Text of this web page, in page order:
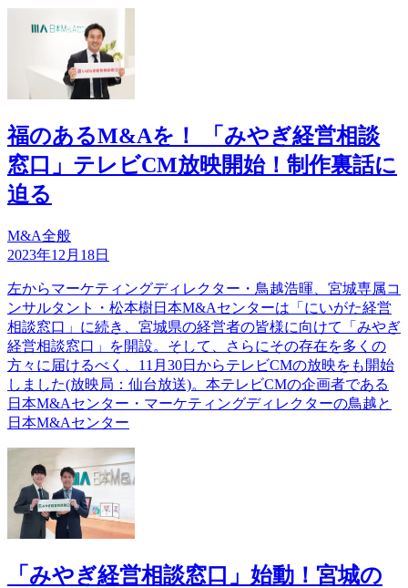
福のあるM&Aを！ 「みやぎ経営相談
窓口」テレビCM放映開始！制作裏話に
迫る
M&A全般
2023年12月18日
左からマーケティングディレクター・鳥越浩暉、宮城専属コ
ンサルタント・松本樹日本M&Aセンターは「にいがた経営
相談窓口」に続き、宮城県の経営者の皆様に向けて「みやぎ
経営相談窓口」を開設。そして、さらにその存在を多くの
方々に届けるべく、11月30日からテレビCMの放映をも開始
しました(放映局：仙台放送)。本テレビCMの企画者である
日本M&Aセンター・マーケティングディレクターの鳥越と
日本M&Aセンター
「みやぎ経営相談窓口」始動！宮城の